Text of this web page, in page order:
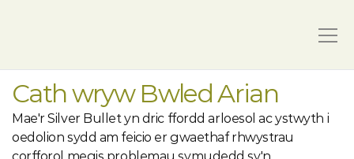
Cath wryw Bwled Arian
Mae'r Silver Bullet yn dric ffordd arloesol ac ystwyth i
oedolion sydd am feicio er gwaethaf rhwystrau